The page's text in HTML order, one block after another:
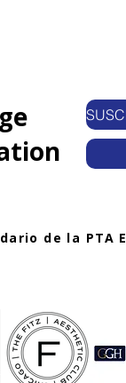
de la PTA